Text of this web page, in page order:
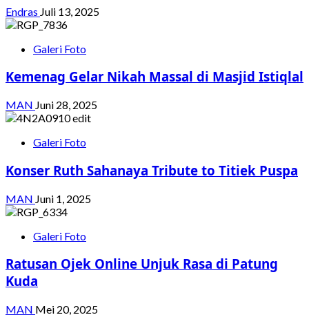
Endras Juli 13, 2025
Galeri Foto
Kemenag Gelar Nikah Massal di Masjid Istiqlal
MAN Juni 28, 2025
Galeri Foto
Konser Ruth Sahanaya Tribute to Titiek Puspa
MAN Juni 1, 2025
Galeri Foto
Ratusan Ojek Online Unjuk Rasa di Patung
Kuda
MAN Mei 20, 2025